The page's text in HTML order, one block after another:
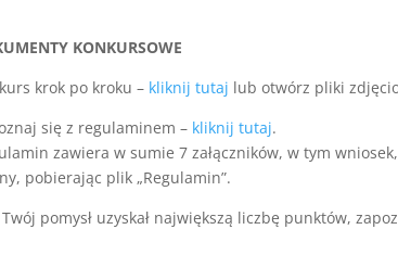
KONKURSOWE
krok po kroku – kliknij tutaj lub otwórz pliki
się z regulaminem – kliknij tutaj.
zawiera w sumie 7 załączników, w tym
pobierając plik „Regulamin”.
pomysł uzyskał największą liczbę punktów,